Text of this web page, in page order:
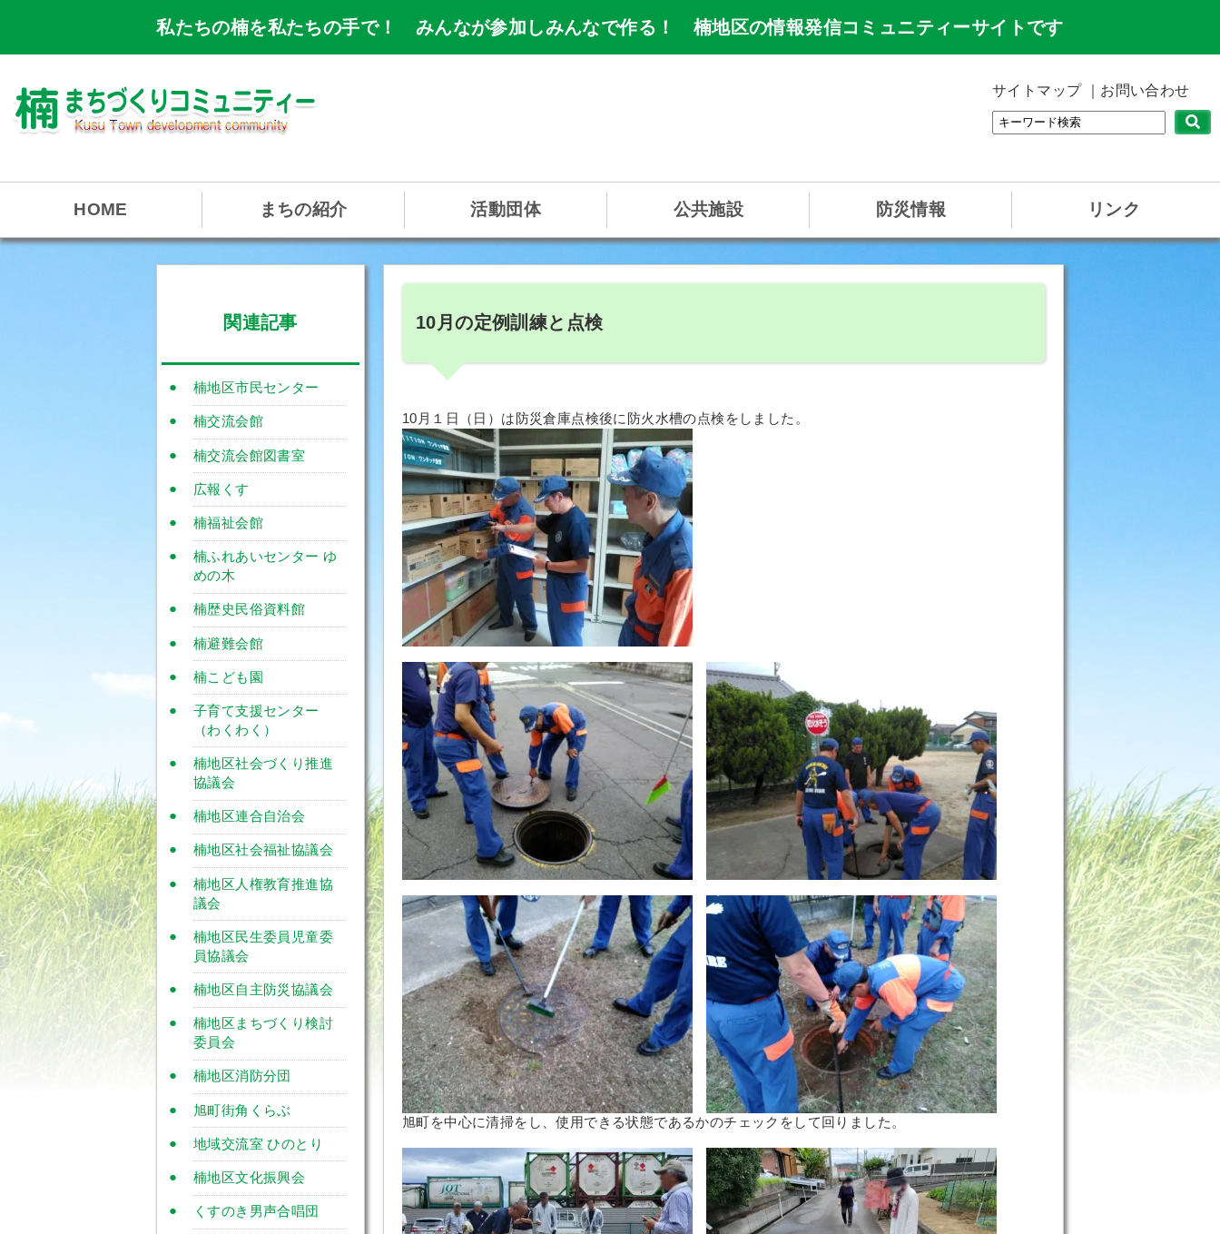
私たちの楠を私たちの手で！ みんなが参加しみんなで作る！ 楠地区の情報発信コミュニティーサイトです
サイトマップ お問い合わせ
HOME まちの紹介 活動団体 公共施設 防災情報 リンク
10月の定例訓練と点検
10月１日（日）は防災倉庫点検後に防火水槽の点検をしました。
旭町を中心に清掃をし、使用できる状態であるかのチェックをして回りました。
関連記事
楠地区市民センター
楠交流会館
楠交流会館図書室
広報くす
楠福祉会館
楠ふれあいセンター ゆ
めの木
楠歴史民俗資料館
楠避難会館
楠こども園
子育て支援センター
（わくわく）
楠地区社会づくり推進
協議会
楠地区連合自治会
楠地区社会福祉協議会
楠地区人権教育推進協
議会
楠地区民生委員児童委
員協議会
楠地区自主防災協議会
楠地区まちづくり検討
委員会
楠地区消防分団
旭町街角くらぶ
地域交流室 ひのとり
楠地区文化振興会
くすのき男声合唱団